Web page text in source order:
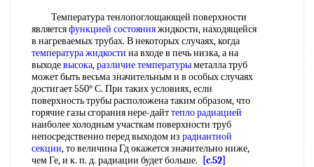
Температура тенлопоглощающей поверхности
являетсяфункцией состоянияжидкости, находящейся
в нагреваемых трубах. В некоторых случаях, когда
температура жидкости на входе в печь низка, а на
выходевысока,различие температурыметалла труб
может быть весьма значительным и в особых случаях
достигает 550° С. При таких условиях, если
поверхность трубы расположена таким образом, что
горячие газы сгорания нере-дайттепло радиацией
наиболее холодным участкам поверхности труб
непосредственно перед выходом из радиантной
секции, то величина Гд окажется значительно ниже,
чем Ге, и к. п. д. радиации будет больше.
[c.52]